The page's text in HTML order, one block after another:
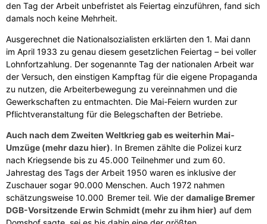
den Tag der Arbeit unbefristet als Feiertag einzuführen, fand sich
damals noch keine Mehrheit.
Ausgerechnet die Nationalsozialisten erklärten den 1. Mai dann
im April 1933 zu genau diesem gesetzlichen Feiertag – bei voller
Lohnfortzahlung. Der sogenannte Tag der nationalen Arbeit war
der Versuch, den einstigen Kampftag für die eigene Propaganda
zu nutzen, die Arbeiterbewegung zu vereinnahmen und die
Gewerkschaften zu entmachten. Die Mai-Feiern wurden zur
Pflichtveranstaltung für die Belegschaften der Betriebe.
Auch nach dem Zweiten Weltkrieg gab es weiterhin Mai-
Umzüge (mehr dazu hier). In Bremen zählte die Polizei kurz
nach Kriegsende bis zu 45.000 Teilnehmer und zum 60.
Jahrestag des Tags der Arbeit 1950 waren es inklusive der
Zuschauer sogar 90.000 Menschen. Auch 1972 nahmen
schätzungsweise 10.000 Bremer teil. Wie der damalige Bremer
DGB-Vorsitzende Erwin Schmidt (mehr zu ihm hier) auf dem